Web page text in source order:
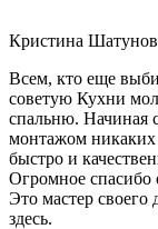
Кристина
Всем, кто еще
советую Кухни
спальню. Начиная
монтажом никаких
быстро и
Огромное спасибо
Это мастер своего
здесь.